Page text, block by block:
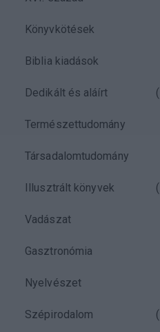
Könyvkötések
Biblia kiadások
Dedikált és aláírt (
Természettudomány
Társadalomtudomány
Illusztrált könyvek (
Vadászat
Gasztronómia
Nyelvészet
Szépirodalom (